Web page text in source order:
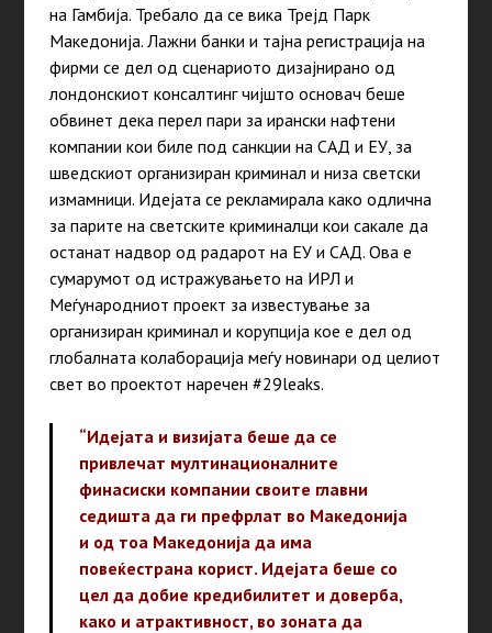
на Гамбија. Требало да се вика Трејд Парк
Македонија. Лажни банки и тајна регистрација на
фирми се дел од сценариото дизајнирано од
лондонскиот консалтинг чијшто основач беше
обвинет дека перел пари за ирански нафтени
компании кои биле под санкции на САД и ЕУ, за
шведскиот организиран криминал и низа светски
измамници. Идејата се рекламирала како одлична
за парите на светските криминалци кои сакале да
останат надвор од радарот на ЕУ и САД. Ова е
сумарумот од истражувањето на ИРЛ и
Меѓународниот проект за известување за
организиран криминал и корупција кое е дел од
глобалната колаборација меѓу новинари од целиот
свет во проектот наречен #29leaks.
“Идејата и визијата беше да се
привлечат мултинационалните
финасиски компании своите главни
седишта да ги префрлат во Македонија
и од тоа Македонија да има
повеќестрана корист. Идејата беше со
цел да добие кредибилитет и доверба,
како и атрактивност, во зоната да